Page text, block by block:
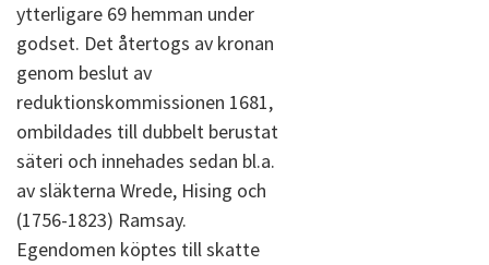
ytterligare 69 hemman under
godset. Det återtogs av kronan
genom beslut av
reduktionskommissionen 1681,
ombildades till dubbelt berustat
säteri och innehades sedan bl.a.
av släkterna Wrede, Hising och
(1756-1823) Ramsay.
Egendomen köptes till skatte